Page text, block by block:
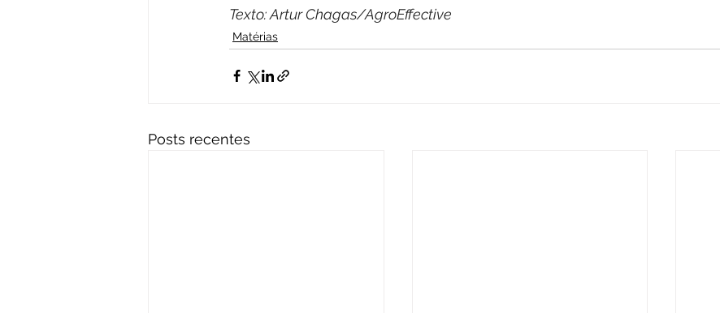
Texto: Artur Chagas/AgroEffective
Matérias
Posts recentes